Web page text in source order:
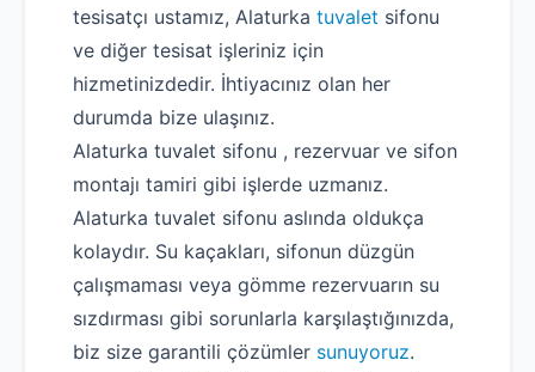
tesisatçı ustamız, Alaturka tuvalet sifonu
ve diğer tesisat işleriniz için
hizmetinizdedir. İhtiyacınız olan her
durumda bize ulaşınız.
Alaturka tuvalet sifonu , rezervuar ve sifon
montajı tamiri gibi işlerde uzmanız.
Alaturka tuvalet sifonu aslında oldukça
kolaydır. Su kaçakları, sifonun düzgün
çalışmaması veya gömme rezervuarın su
sızdırması gibi sorunlarla karşılaştığınızda,
biz size garantili çözümler sunuyoruz.